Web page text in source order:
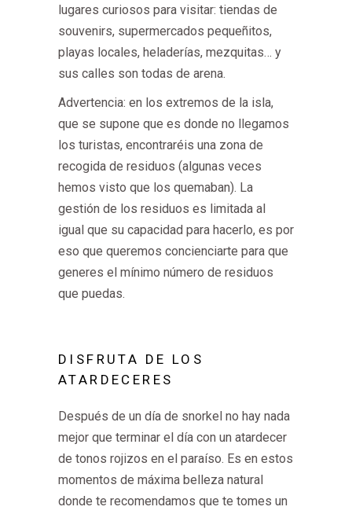
lugares curiosos para visitar: tiendas de
souvenirs, supermercados pequeñitos,
playas locales, heladerías, mezquitas… y
sus calles son todas de arena.
Advertencia: en los extremos de la isla,
que se supone que es donde no llegamos
los turistas, encontraréis una zona de
recogida de residuos (algunas veces
hemos visto que los quemaban). La
gestión de los residuos es limitada al
igual que su capacidad para hacerlo, es por
eso que queremos concienciarte para que
generes el mínimo número de residuos
que puedas.
DISFRUTA DE LOS
ATARDECERES
Después de un día de snorkel no hay nada
mejor que terminar el día con un atardecer
de tonos rojizos en el paraíso. Es en estos
momentos de máxima belleza natural
donde te recomendamos que te tomes un